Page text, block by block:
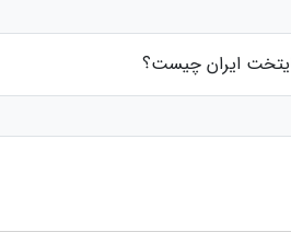
ایران چیست؟